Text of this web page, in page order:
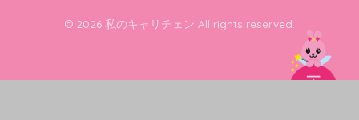
© 2026 私のキャリチェン All rights reserved.